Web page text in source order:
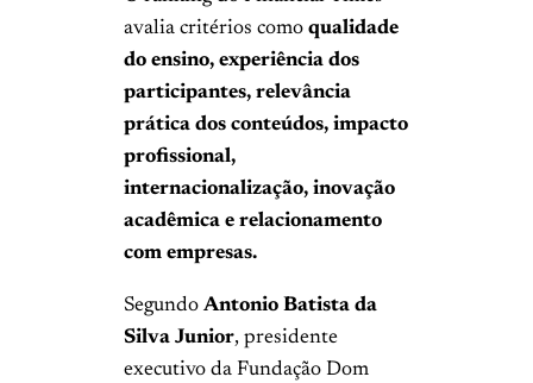
avalia critérios como qualidade
do ensino, experiência dos
participantes, relevância
prática dos conteúdos, impacto
profissional,
internacionalização, inovação
acadêmica e relacionamento
com empresas.
Segundo Antonio Batista da
Silva Junior, presidente
executivo da Fundação Dom